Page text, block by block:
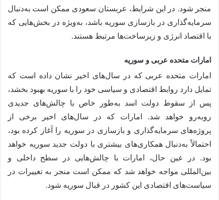
منجر شود. در این شرایط، عربستان سعودی ممکن است به‌دنبال
سرمایه‌گذاری در بازسازی سوریه باشد، به‌ویژه در بخش‌هایی که
با اقتصاد انرژی و زیرساخت‌ها مرتبط هستند.
امارات متحده عربی و سوریه
امارات متحده عربی که در سال‌های اخیر نشان داده است که
تمایل دارد روابط اقتصادی و سیاسی خود را با سوریه بهبود بخشد،
پس از سقوط دولت اسد به‌طور خاص با چالش‌های جدیدی
روبه‌رو خواهد شد. امارات که در سال‌های اخیر برخی از
پروژه‌های سرمایه‌گذاری و بازسازی در سوریه را آغاز کرده بود،
احتمالاً به‌دنبال همکاری‌های بیشتری با دولت جدید سوریه خواهد
بود. در عین حال، امارات با چالش‌هایی در سطح داخلی و
بین‌المللی مواجه خواهد شد که ممکن است منجر به تغییرات در
سیاست‌های اقتصادی این کشور در قبال سوریه شود.